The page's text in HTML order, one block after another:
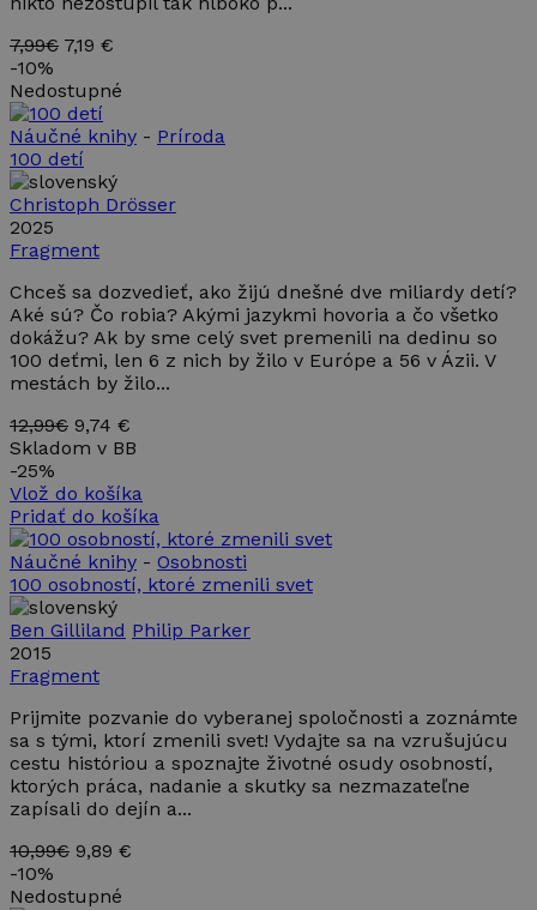
7,99€ 7,19 €
-10%
Nedostupné
Náučné knihy - Príroda
100 detí
Christoph Drösser
2025
Fragment
Chceš sa dozvedieť, ako žijú dnešné dve miliardy detí?
Aké sú? Čo robia? Akými jazykmi hovoria a čo všetko
dokážu? Ak by sme celý svet premenili na dedinu so
100 deťmi, len 6 z nich by žilo v Európe a 56 v Ázii. V
mestách by žilo...
12,99€ 9,74 €
Skladom v BB
-25%
Vlož do košíka
Pridať do košíka
Náučné knihy - Osobnosti
100 osobností, ktoré zmenili svet
Ben Gilliland Philip Parker
2015
Fragment
Prijmite pozvanie do vyberanej spoločnosti a zoznámte
sa s tými, ktorí zmenili svet! Vydajte sa na vzrušujúcu
cestu históriou a spoznajte životné osudy osobností,
ktorých práca, nadanie a skutky sa nezmazateľne
zapísali do dejín a...
10,99€ 9,89 €
-10%
Nedostupné